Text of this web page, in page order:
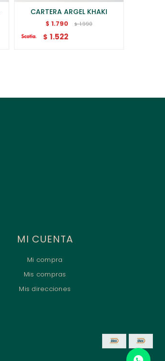
CARTERA ARGEL KHAKI
$ 1.790 $ 1.990
$ 1.522
MI CUENTA
Mi compra
Mis compras
Mis direcciones